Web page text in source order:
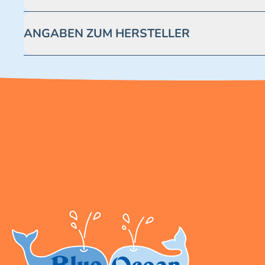
ANGABEN ZUM HERSTELLER